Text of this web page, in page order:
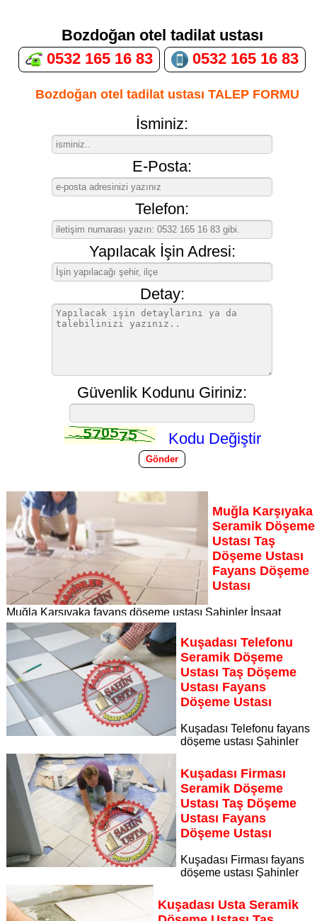
Bozdoğan otel tadilat ustası
0532 165 16 83
0532 165 16 83
Bozdoğan otel tadilat ustası TALEP FORMU
İsminiz:
E-Posta:
Telefon:
Yapılacak İşin Adresi:
Detay:
Güvenlik Kodunu Giriniz:
Kodu Değiştir
Muğla Karşıyaka
Seramik Döşeme
Ustası Taş
Döşeme Ustası
Fayans Döşeme
Ustası
Muğla Karşıyaka fayans döşeme ustası Şahinler İnşaat
Dekorasyon, zeminlerinizi sanat eseri gibi işleyen uzman
kadrosuyla Muğla Karşıyaka bölgesine özel hizmet sunuyor
Sayfaya Git
Kuşadası Telefonu
Seramik Döşeme
Ustası Taş Döşeme
Ustası Fayans
Döşeme Ustası
Kuşadası Telefonu fayans
döşeme ustası Şahinler
İnşaat Dekorasyon, zeminlerinizi sanat eseri gibi işleyen
uzman kadrosuyla Kuşadası Telefonu bölgesine özel hizmet
sunuyor
Sayfaya Git
Kuşadası Firması
Seramik Döşeme
Ustası Taş Döşeme
Ustası Fayans
Döşeme Ustası
Kuşadası Firması fayans
döşeme ustası Şahinler
İnşaat Dekorasyon, zeminlerinizi sanat eseri gibi işleyen
uzman kadrosuyla Kuşadası Firması bölgesine özel hizmet
sunuyor
Kuşadası Usta Seramik